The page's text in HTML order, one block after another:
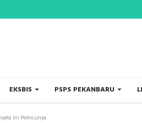
EKSBIS PSPS PEKANBARU
Ini Pemicunya